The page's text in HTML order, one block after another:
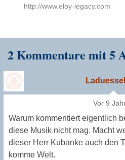
http://www.eloy-legacy.com
2 Kommentare mit 5
Vor 9
Warum kommentiert eigentlich
diese Musik nicht mag. Macht
dieser Herr Kubanke auch den
komme Welt.